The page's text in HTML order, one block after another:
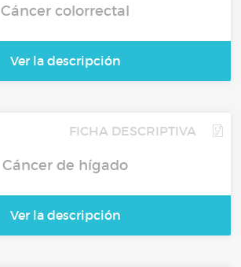
Cáncer colorrectal
Ver la descripción
FICHA DESCRIPTIVA
Cáncer de hígado
Ver la descripción